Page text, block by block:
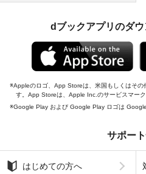
dブックアプリのダ
Appleのロゴ、App Storeは、米国もしくはそ
す。App Storeは、Apple Inc.のサービスマーク
Google Play および Google Play ロゴは Google
サポー
はじめての方へ